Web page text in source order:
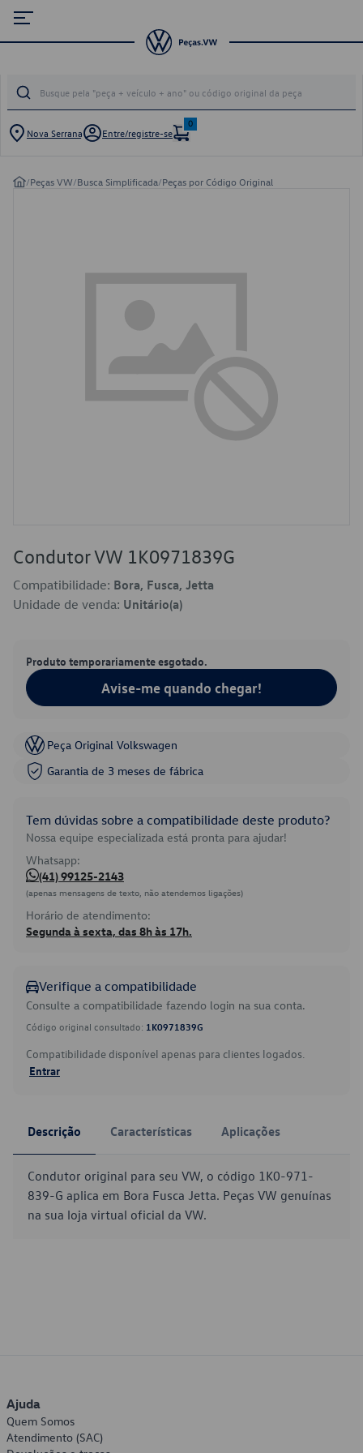
Nova Serrana Entre/registre-se
0
/Peças VW/Busca Simplificada/Peças por Código Original
Condutor VW 1K0971839G
Compatibilidade: Bora, Fusca, Jetta
Unidade de venda: Unitário(a)
Produto temporariamente esgotado.
Avise-me quando chegar!
Peça Original Volkswagen
Garantia de 3 meses de fábrica
Tem dúvidas sobre a compatibilidade deste produto?
Nossa equipe especializada está pronta para ajudar!
Whatsapp:
(41) 99125-2143
(apenas mensagens de texto, não atendemos ligações)
Horário de atendimento:
Segunda à sexta, das 8h às 17h.
Verifique a compatibilidade
Consulte a compatibilidade fazendo login na sua conta.
Código original consultado: 1K0971839G
Compatibilidade disponível apenas para clientes logados.
Entrar
Descrição Características Aplicações
Condutor original para seu VW, o código 1K0-971-
839-G aplica em Bora Fusca Jetta. Peças VW genuínas
na sua loja virtual oficial da VW.
Ajuda
Quem Somos
Atendimento (SAC)